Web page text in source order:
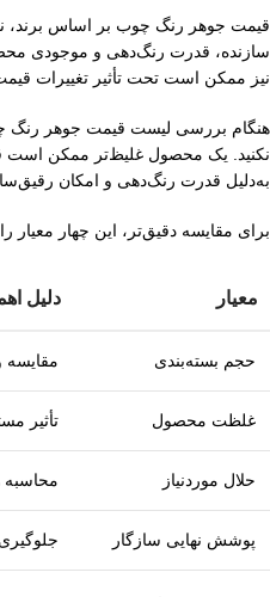
قیمت جوهر رنگ چوب بر اساس برند،
سازنده، قدرت رنگ‌دهی و موجودی
نیز ممکن است تحت تأثیر تغییرات
هنگام بررسی لیست قیمت جوهر رنگ
نکنید. یک محصول غلیظ‌تر ممکن است
به‌دلیل قدرت رنگ‌دهی و امکان
برای مقایسه دقیق‌تر، این چهار معیار
معیار دلیل
حجم بسته‌بندی مقایسه
غلظت محصول تأثیر
حلال موردنیاز محاسبه
پوشش نهایی سازگار